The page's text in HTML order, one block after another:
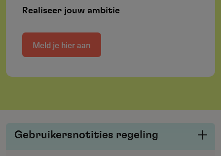
Realiseer jouw ambitie
Meld je hier aan
Gebruikersnotities regeling